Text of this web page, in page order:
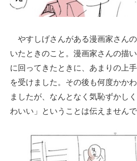
マーケ×ITの今がよく分かる
IT製品の技術・比較・事例
モノづくり技術者専門サイト
電子設計の基本と応用
やすしげさんがある漫画家さん
いたときのこと。漫画家さんの描
に回ってきたときに、あまりの上
を受けました。その後も何度かか
ましたが、なんとなく気恥ずかし
わいい」ということは伝えませんで